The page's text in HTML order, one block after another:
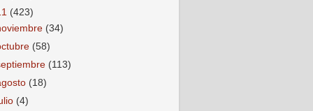
(423)
(34)
(58)
(113)
(18)
(4)